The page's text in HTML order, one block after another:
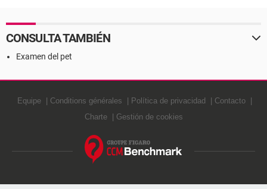
CONSULTA TAMBIÉN
Examen del pet
Equipe Conditions générales Política de privacidad
Contacto
Charte
Gestión de cookies